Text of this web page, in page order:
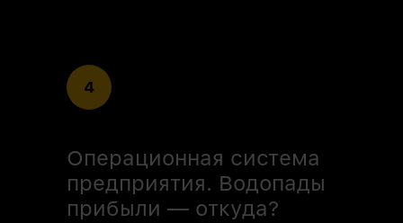
4
Операционная система
предприятия. Водопады
прибыли — откуда?